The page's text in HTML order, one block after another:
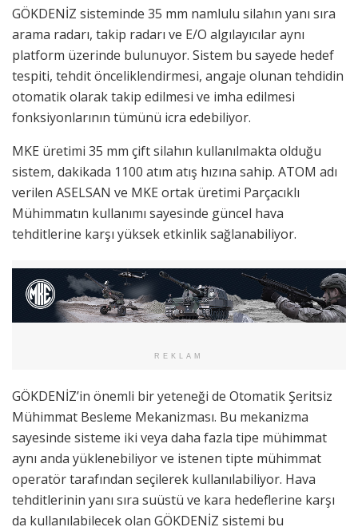
GÖKDENİZ sisteminde 35 mm namlulu silahın yanı sıra
arama radarı, takip radarı ve E/O algılayıcılar aynı
platform üzerinde bulunuyor. Sistem bu sayede hedef
tespiti, tehdit önceliklendirmesi, angaje olunan tehdidin
otomatik olarak takip edilmesi ve imha edilmesi
fonksiyonlarının tümünü icra edebiliyor.
MKE üretimi 35 mm çift silahın kullanılmakta olduğu
sistem, dakikada 1100 atım atış hızına sahip. ATOM adı
verilen ASELSAN ve MKE ortak üretimi Parçacıklı
Mühimmatın kullanımı sayesinde güncel hava
tehditlerine karşı yüksek etkinlik sağlanabiliyor.
REKLAM
GÖKDENİZ’in önemli bir yeteneği de Otomatik Şeritsiz
Mühimmat Besleme Mekanizması. Bu mekanizma
sayesinde sisteme iki veya daha fazla tipe mühimmat
aynı anda yüklenebiliyor ve istenen tipte mühimmat
operatör tarafından seçilerek kullanılabiliyor. Hava
tehditlerinin yanı sıra suüstü ve kara hedeflerine karşı
da kullanılabilecek olan GÖKDENİZ sistemi bu